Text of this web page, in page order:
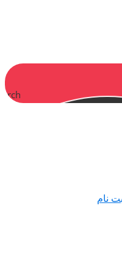
نام